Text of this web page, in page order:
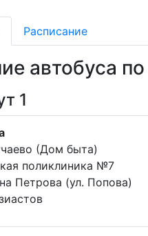
Расписание
автобуса
1
(Дом быта)
поликлиника №7
Петрова (ул. Попова)